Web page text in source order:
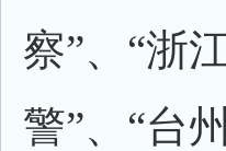
察”、“浙
警”、“台